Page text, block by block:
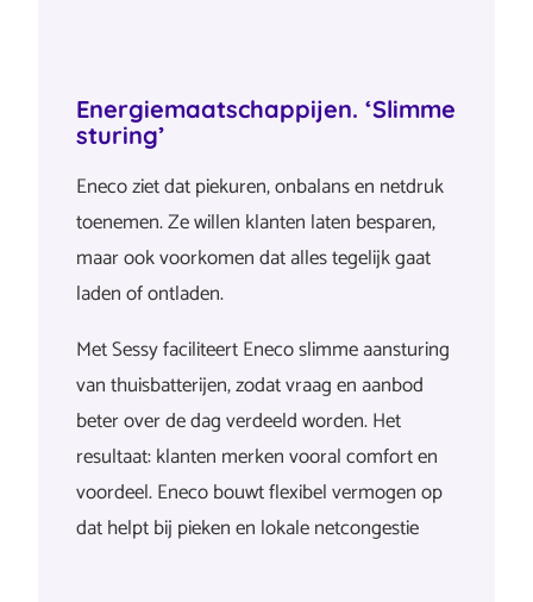
Energiemaatschappijen. ‘Slimme
sturing’
Eneco ziet dat piekuren, onbalans en netdruk
toenemen. Ze willen klanten laten besparen,
maar ook voorkomen dat alles tegelijk gaat
laden of ontladen.
Met Sessy faciliteert Eneco slimme aansturing
van thuisbatterijen, zodat vraag en aanbod
beter over de dag verdeeld worden. Het
resultaat: klanten merken vooral comfort en
voordeel. Eneco bouwt flexibel vermogen op
dat helpt bij pieken en lokale netcongestie